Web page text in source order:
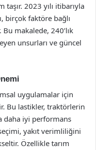
2023 yılı itibarıyla
birçok faktöre bağlı
makalede, 240’lık
unsurları ve güncel
uygulamalar için
Bu lastikler, traktörlerin
daha iyi performans
yakıt verimliliğini
Özellikle tarım